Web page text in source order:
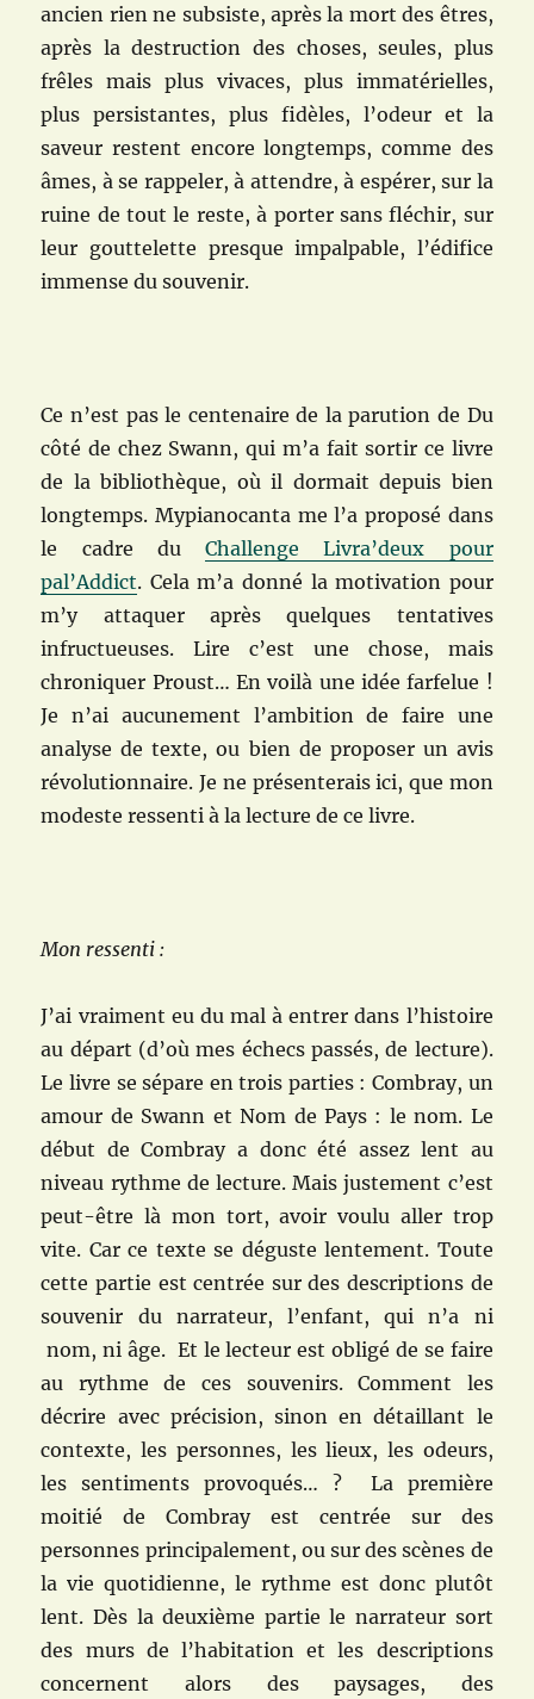
ancien rien ne subsiste, après la mort des êtres,
après la destruction des choses, seules, plus
frêles mais plus vivaces, plus immatérielles,
plus persistantes, plus fidèles, l’odeur et la
saveur restent encore longtemps, comme des
âmes, à se rappeler, à attendre, à espérer, sur la
ruine de tout le reste, à porter sans fléchir, sur
leur gouttelette presque impalpable, l’édifice
immense du souvenir.
Ce n’est pas le centenaire de la parution de Du
côté de chez Swann, qui m’a fait sortir ce livre
de la bibliothèque, où il dormait depuis bien
longtemps. Mypianocanta me l’a proposé dans
le cadre duChallenge Livra’deux pour
pal’Addict. Cela m’a donné la motivation pour
m’y attaquer après quelques tentatives
infructueuses. Lire c’est une chose, mais
chroniquer Proust… En voilà une idée farfelue !
Je n’ai aucunement l’ambition de faire une
analyse de texte, ou bien de proposer un avis
révolutionnaire. Je ne présenterais ici, que mon
modeste ressenti à la lecture de ce livre.
Mon ressenti :
J’ai vraiment eu du mal à entrer dans l’histoire
au départ (d’où mes échecs passés, de lecture).
Le livre se sépare en trois parties : Combray, un
amour de Swann et Nom de Pays : le nom. Le
début de Combray a donc été assez lent au
niveau rythme de lecture. Mais justement c’est
peut-être là mon tort, avoir voulu aller trop
vite. Car ce texte se déguste lentement. Toute
cette partie est centrée sur des descriptions de
souvenir du narrateur, l’enfant, qui n’a ni
nom, ni âge. Et le lecteur est obligé de se faire
au rythme de ces souvenirs. Comment les
décrire avec précision, sinon en détaillant le
contexte, les personnes, les lieux, les odeurs,
les sentiments provoqués… ? La première
moitié de Combray est centrée sur des
personnes principalement, ou sur des scènes de
la vie quotidienne, le rythme est donc plutôt
lent. Dès la deuxième partie le narrateur sort
des murs de l’habitation et les descriptions
concernent alors des paysages, des